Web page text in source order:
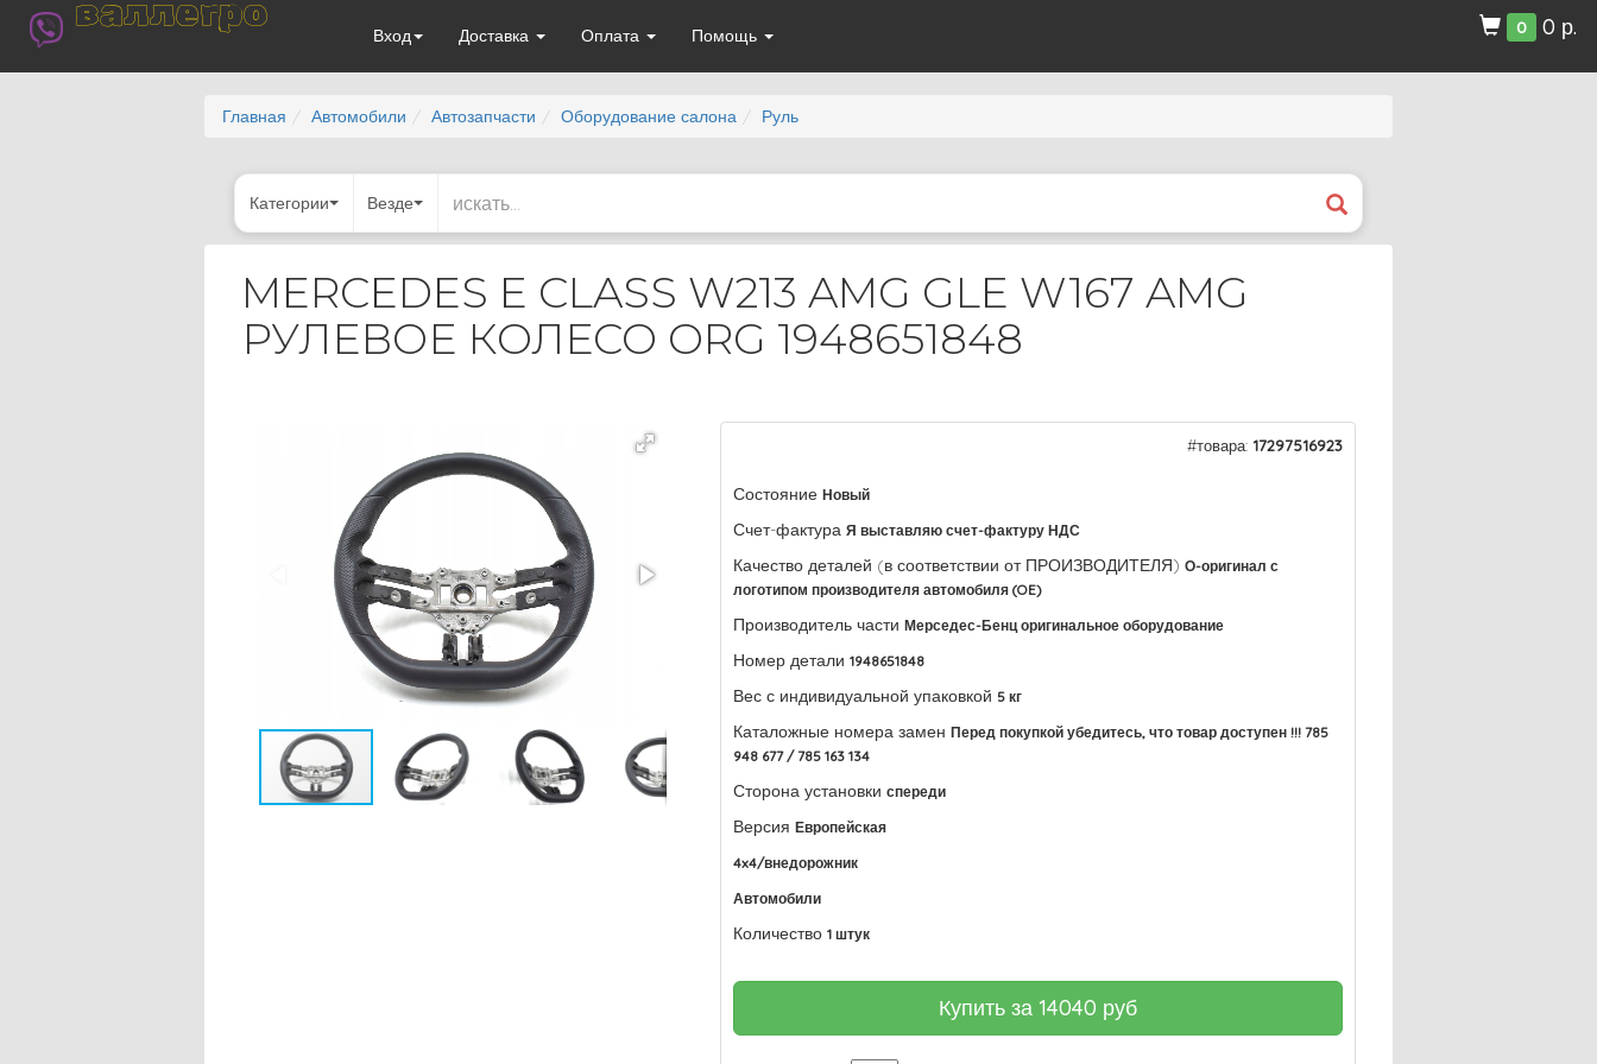
валлегро
Вход Доставка Оплата Помощь 0 0 р.
Главная Автомобили Автозапчасти Оборудование салона Руль
Категории Везде
MERCEDES E CLASS W213 AMG GLE W167 AMG
РУЛЕВОЕ КОЛЕСО ORG 1948651848
#товара: 17297516923
Состояние Новый
Счет-фактура Я выставляю счет-фактуру НДС
Качество деталей (в соответствии от ПРОИЗВОДИТЕЛЯ) О-оригинал с
логотипом производителя автомобиля (OE)
Производитель части Мерседес-Бенц оригинальное оборудование
Номер детали 1948651848
Вес с индивидуальной упаковкой 5 кг
Каталожные номера замен Перед покупкой убедитесь, что товар доступен !!! 785
948 677 / 785 163 134
Сторона установки спереди
Версия Европейская
4x4/внедорожник
Автомобили
Количество 1 штук
Купить за14040 руб